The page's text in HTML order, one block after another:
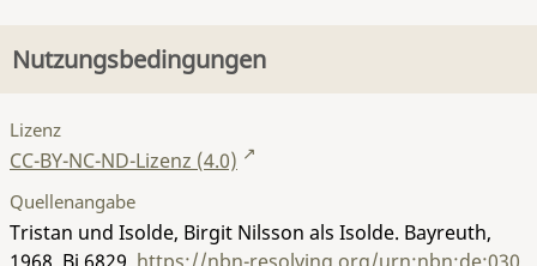
Nutzungsbedingungen
Lizenz
CC-BY-NC-ND-Lizenz (4.0)
Quellenangabe
Tristan und Isolde, Birgit Nilsson als Isolde. Bayreuth,
1968. Bi 6829 https://nbn-resolving.org/urn:nbn:de:030